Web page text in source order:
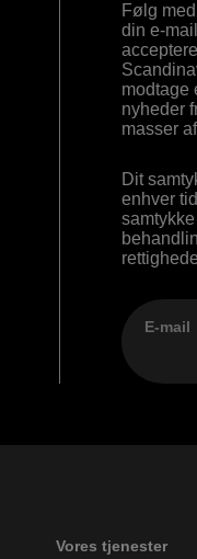
Følg
din e-
modtage
nyheder
masser
Dit
enhver
E-mail
Vores tjenester